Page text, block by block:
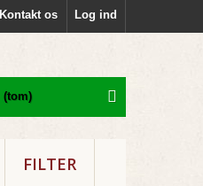
Log ind
Kontakt os
(tom)
FILTER